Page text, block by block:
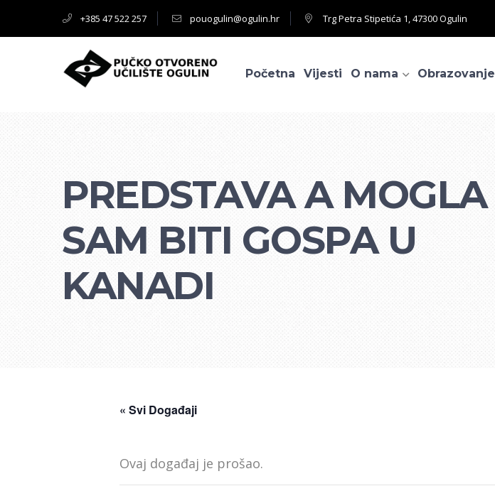
+385 47 522 257 pouogulin@ogulin.hr Trg Petra Stipetića 1, 47300 Ogulin
Početna Vijesti O nama Obrazovanje
PREDSTAVA A MOGLA
SAM BITI GOSPA U
KANADI
« Svi Događaji
Ovaj događaj je prošao.